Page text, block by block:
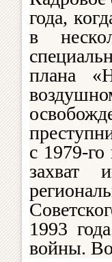
года,
в
плана
с 1979-
захват
1993
войны.